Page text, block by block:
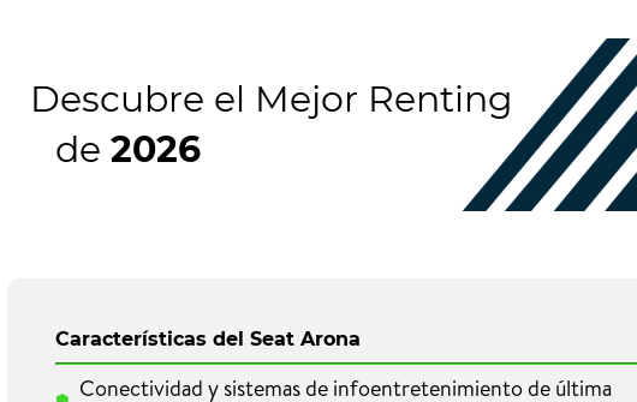
Descubre el Mejor Renting
de 2026
Características del Seat Arona
Conectividad y sistemas de infoentretenimiento de última